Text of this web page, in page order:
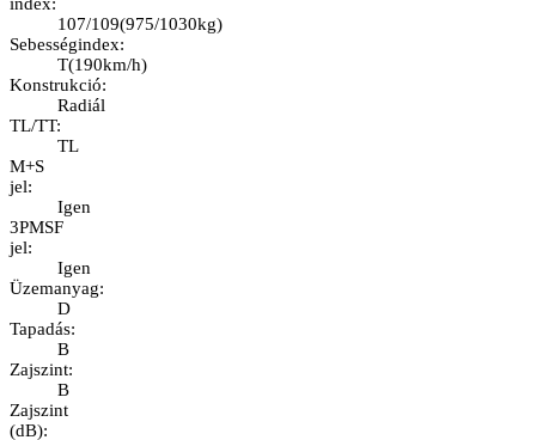
index:
107/109(975/1030kg)
Sebességindex:
T(190km/h)
Konstrukció:
Radiál
TL/TT:
TL
M+S
jel:
Igen
3PMSF
jel:
Igen
Üzemanyag:
D
Tapadás:
B
Zajszint:
B
Zajszint
(dB):